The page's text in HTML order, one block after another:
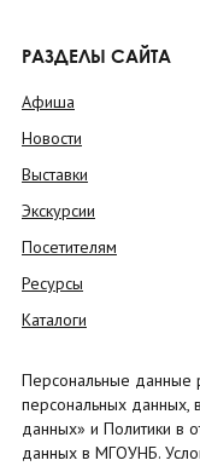
РАЗДЕЛЫ САЙТА
Афиша
Новости
Выставки
Экскурсии
Посетителям
Ресурсы
Каталоги
Персональные данные
персональных данных,
данных» и Политики в
данных в МГОУНБ.